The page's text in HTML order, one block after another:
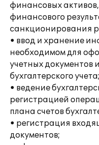
финансовых активов,
финансового
санкционирования
• ввод и хранение
необходимом для
учетных документов
бухгалтерского учета;
• ведение
регистрацией
плана счетов
• регистрация
документов;